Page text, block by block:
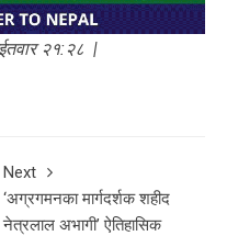
२१:२८ |
Next
‘अग्रगमनका मार्गदर्शक शहीद
नेत्रलाल अभागी’ ऐतिहासिक